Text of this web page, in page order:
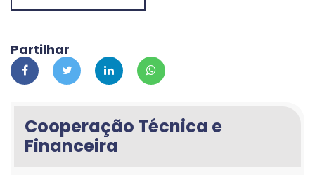
Partilhar
Cooperação Técnica e
Financeira